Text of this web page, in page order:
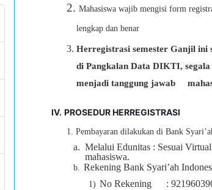
2.Mahasiswa wajib mengisi form
lengkap dan benar
3. Herregistrasi semester Ganjil ini
di Pangkalan DataDIKTI,
menjadi tanggung jawab
IV. PROSEDUR HERREGISTRASI
1. Pembayaran dilakukan di Bank
a. Melalui Edunitas : Sesuai
mahasiswa.
b. Rekening Bank Syari’ah
1) No Rekening :